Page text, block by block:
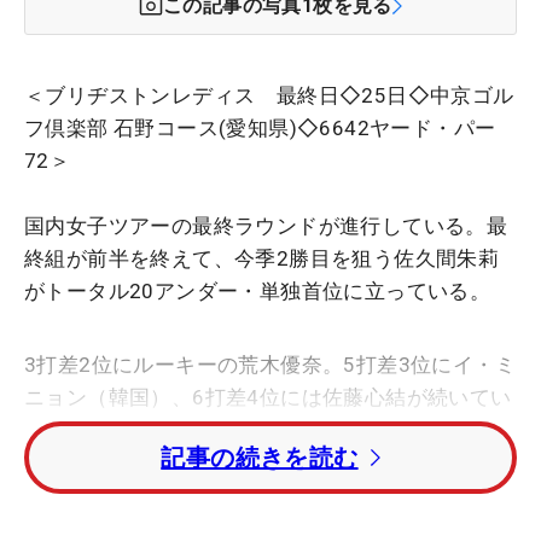
この記事の写真1枚を見る
＜ブリヂストンレディス 最終日◇25日◇中京ゴル
フ倶楽部 石野コース(愛知県)◇6642ヤード・パー
72＞
国内女子ツアーの最終ラウンドが進行している。最
終組が前半を終えて、今季2勝目を狙う佐久間朱莉
がトータル20アンダー・単独首位に立っている。
3打差2位にルーキーの荒木優奈。5打差3位にイ・ミ
ニョン（韓国）、6打差4位には佐藤心結が続いてい
る。
ルーキーの吉田鈴はトータル12アンダー・6位タ
記事の続きを読む